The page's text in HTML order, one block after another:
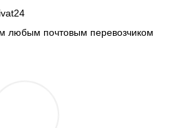
любым почтовым перевозчиком